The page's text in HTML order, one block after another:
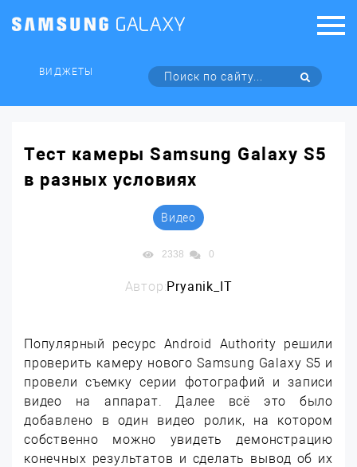
ВИДЖЕТЫ
Тест камеры Samsung Galaxy S5
в разных условиях
Видео
2338 0
Автор:Pryanik_IT
Популярный ресурс Android Authority решили
проверить камеру нового Samsung Galaxy S5 и
провели съемку серии фотографий и записи
видео на аппарат. Далее всё это было
добавлено в один видео ролик, на котором
собственно можно увидеть демонстрацию
конечных результатов и сделать вывод об их